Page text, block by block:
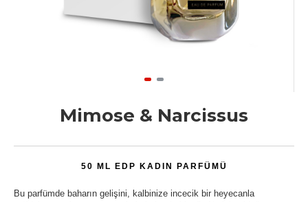
Mimose & Narcissus
50 ML EDP KADIN PARFÜMÜ
Bu parfümde baharın gelişini, kalbinize incecik bir heyecanla